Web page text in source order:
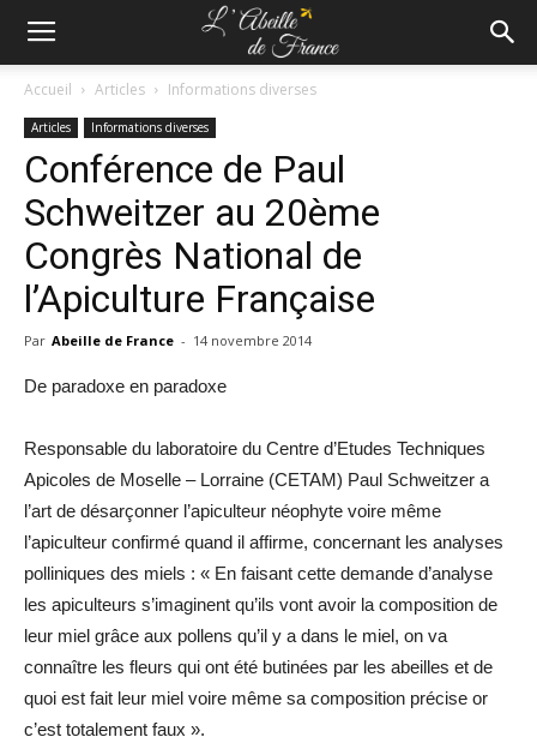
Accueil Articles Informations diverses
Articles Informations diverses
Conférence de Paul
Schweitzer au 20ème
Congrès National de
l’Apiculture Française
Par Abeille de France - 14 novembre 2014
De paradoxe en paradoxe
Responsable du laboratoire du Centre d’Etudes Techniques
Apicoles de Moselle – Lorraine (CETAM) Paul Schweitzer a
l’art de désarçonner l’apiculteur néophyte voire même
l’apiculteur confirmé quand il affirme, concernant les analyses
polliniques des miels : « En faisant cette demande d’analyse
les apiculteurs s’imaginent qu’ils vont avoir la composition de
leur miel grâce aux pollens qu’il y a dans le miel, on va
connaître les fleurs qui ont été butinées par les abeilles et de
quoi est fait leur miel voire même sa composition précise or
c’est totalement faux ».